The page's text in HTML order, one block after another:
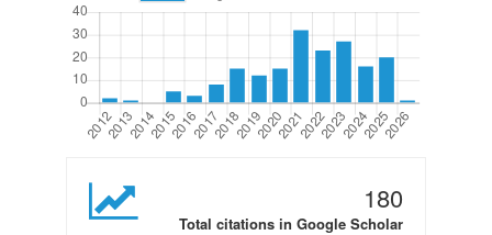
180
Total citations in Google Scholar